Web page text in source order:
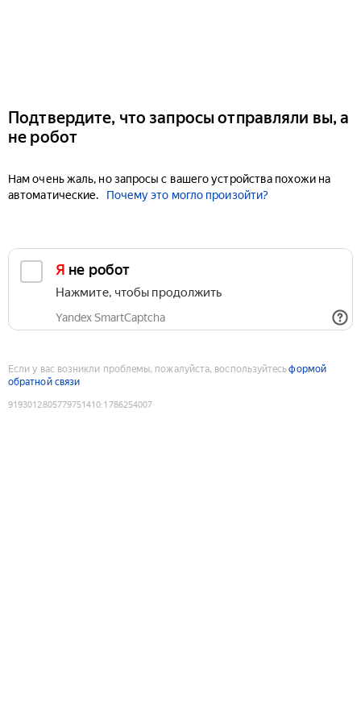
Подтвердите, что запросы отправляли вы, а
не робот
Нам очень жаль, но запросы с вашего устройства похожи на
автоматические.
Почему это могло произойти?
Я не робот
Нажмите, чтобы продолжить
Yandex SmartCaptcha
Если у вас возникли проблемы, пожалуйста, воспользуйтесьформой
обратной связи
9193012805779751410:1786254007